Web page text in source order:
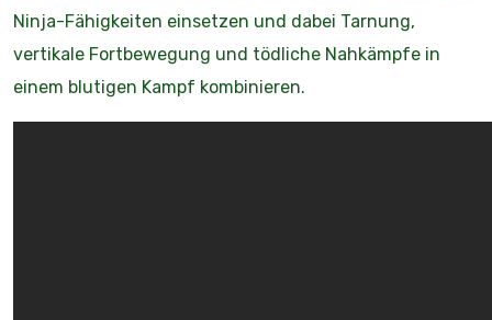
Ninja-Fähigkeiten einsetzen und dabei Tarnung,
vertikale Fortbewegung und tödliche Nahkämpfe in
einem blutigen Kampf kombinieren.